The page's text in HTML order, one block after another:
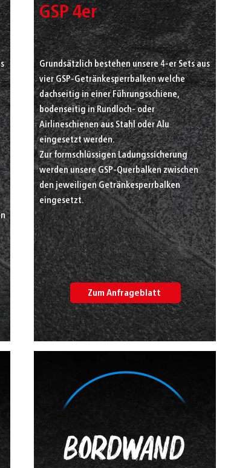
GSP 4er
Grundsätzlich bestehen unsere 4-er Sets aus
vier GSP-Getränkesperrbalken welche
dachseitig in einer Führungsschiene,
bodenseitig in Rundloch- oder
Airlineschienen aus Stahl oder Alu
eingesetzt werden.
Zur formschlüssigen Ladungssicherung
werden unsere GSP-Querbalken zwischen
den jeweiligen Getränkesperrbalken
eingesetzt.
Zum Anfrageblatt